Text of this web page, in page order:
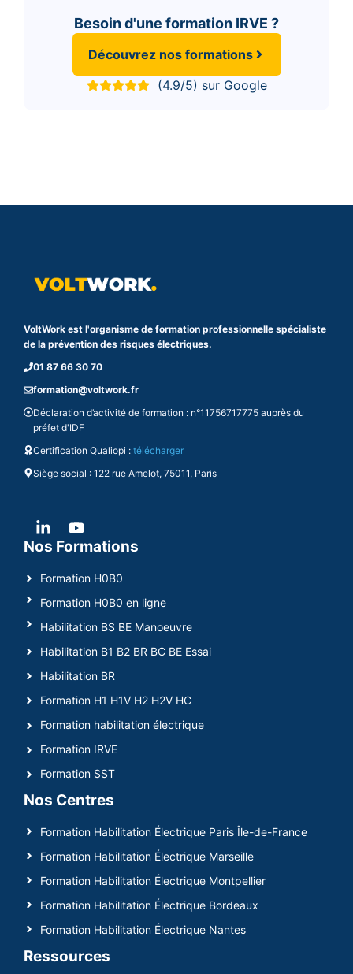
Besoin d'une formation IRVE ?
Découvrez nos formations
(4.9/5) sur Google
VoltWork est l'organisme de formation professionnelle spécialiste
de la prévention des risques électriques.
01 87 66 30 70
formation@voltwork.fr
Déclaration d’activité de formation : n°11756717775 auprès du
préfet d'IDF
Certification Qualiopi : télécharger
Siège social : 122 rue Amelot, 75011, Paris
Nos Formations
Formation H0B0
Formation H0B0 en ligne
Habilitation BS BE Manoeuvre
Habilitation B1 B2 BR BC BE Essai
Habilitation BR
Formation H1 H1V H2 H2V HC
Formation habilitation électrique
Formation IRVE
Formation SST
Nos Centres
Formation Habilitation Électrique Paris Île-de-France
Formation Habilitation Électrique Marseille
Formation Habilitation Électrique Montpellier
Formation Habilitation Électrique Bordeaux
Formation Habilitation Électrique Nantes
Ressources